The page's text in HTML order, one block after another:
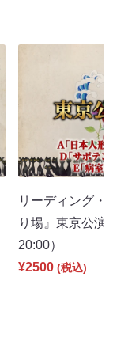
リーディング・
り場』東京公
20:00）
¥2500 (税込)